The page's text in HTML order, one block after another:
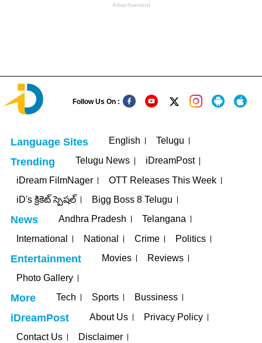
Follow Us On :
Language Sites English Telugu
Trending Telugu News
iDreamPost
iDream FilmNager
OTT Releases This Week
iD's క్రికెట్ స్పెషల్
Bigg Boss 8 Telugu
News Andhra Pradesh
Telangana
International
National Crime Politics
Entertainment Movies
Reviews
Photo Gallery
More Tech Sports Bussiness
iDreamPost About Us
Privacy Policy
Contact Us
Disclaimer